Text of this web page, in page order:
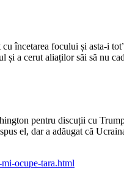
încetarea focului și asta-i
a cerut aliaților săi să nu
pentru discuții cu
el, dar a adăugat că
ocupe-tara.html